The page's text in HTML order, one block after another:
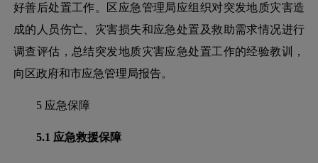
好善后处置工作。区应急管理局应组织对突发地质灾害造
成的人员伤亡、灾害损失和应急处置及救助需求情况进行
调查评估，总结突发地质灾害应急处置工作的经验教训，
向区政府和市应急管理局报告。
5 应急保障
5.1 应急救援保障